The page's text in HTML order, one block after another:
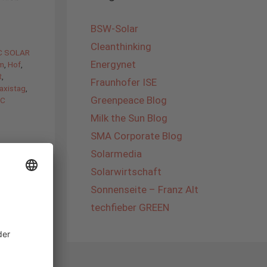
SOLAR
Hof
BSW-Solar
Cleanthinking
Energynet
Fraunhofer ISE
Greenpeace Blog
Milk the Sun Blog
SMA Corporate Blog
Solarmedia
Solarwirtschaft
Sonnenseite – Franz Alt
techfieber GREEN